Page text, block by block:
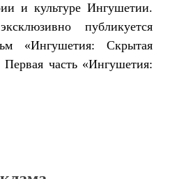
и культуре Ингушетии.
публикуется
«Ингушетия: Скрытая
часть «Ингушетия: